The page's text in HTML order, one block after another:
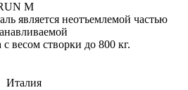
M
является неотъемлемой частью
весом створки до 800 кг.
Италия